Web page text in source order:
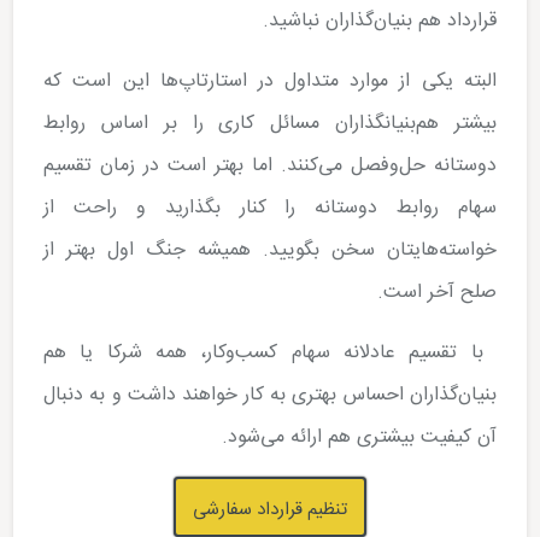
قرارداد هم بنیان‌گذاران نباشید.
البته یکی از موارد متداول در استارتاپ­‌ها این است که
بیشتر هم‌بنیانگذاران مسائل کاری را بر اساس روابط
دوستانه حل‌وفصل می‌کنند. اما بهتر است در زمان تقسیم
سهام روابط دوستانه را کنار بگذارید و راحت از
خواسته‌هایتان سخن بگویید. همیشه جنگ اول بهتر از
صلح آخر است.
‌ ‌با تقسیم عادلانه سهام کسب‌وکار، همه شرکا یا هم‌
بنیان‌گذاران احساس بهتری به کار خواهند داشت و به دنبال
آن کیفیت بیشتری هم ارائه می‌شود.
تنظیم قرارداد سفارشی